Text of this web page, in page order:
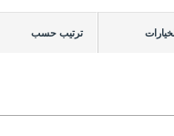
ترتيب حسب